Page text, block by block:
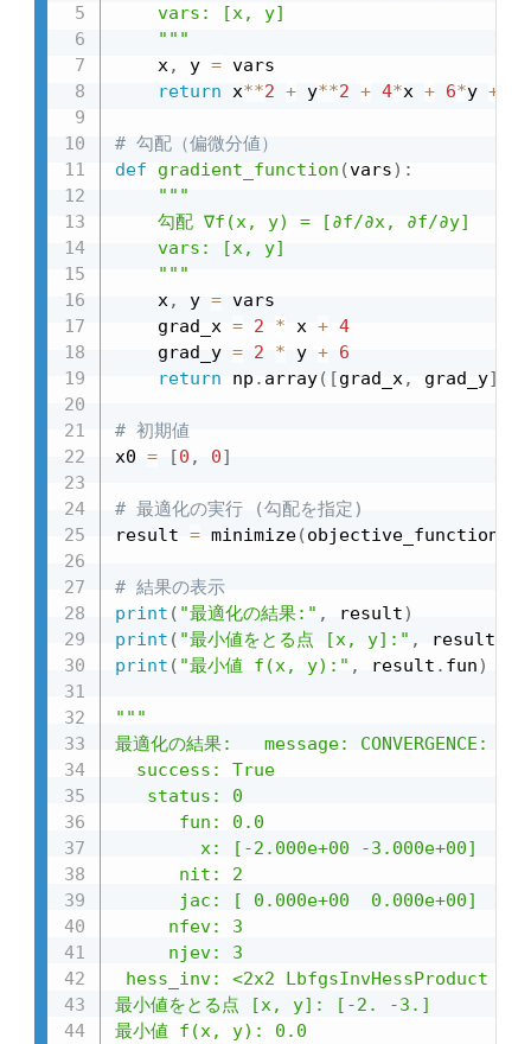
    vars: [x, y]
    """
    x
, y = vars
return x**2 + y**2 + 4*x + 6*y +
# 勾配（偏微分値）
def
gradient_function (vars) :
"""
    勾配 ∇f(x, y) = [∂f/∂x, ∂f/∂y]
    vars: [x, y]
    """
    x
, y = vars
    grad_x
= 2 * x + 4
    grad_y
= 2 * y + 6
return np . array( [grad_x, grad_y]
# 初期値
x0 = [0 , 0]
# 最適化の実行 (勾配を指定)
result = minimize(objective_function
# 結果の表示
print ( "最適化の結果:" , result)
print ( "最小値をとる点 [x, y]:" , result
print ( "最小値 f(x, y):" , result . fun)
"""
最適化の結果:   message: CONVERGENCE:
  success: True
   status: 0
      fun: 0.0
        x: [-2.000e+00 -3.000e+00]
      nit: 2
      jac: [ 0.000e+00  0.000e+00]
     nfev: 3
     njev: 3
hess_inv: <2x2 LbfgsInvHessProduct
最小値をとる点 [x, y]: [-2. -3.]
最小値 f(x, y): 0.0